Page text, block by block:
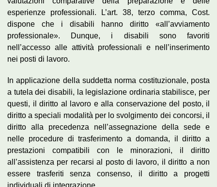
esperienze professionali. L’art. 38, terzo comma, Cost.
dispone che i disabili hanno diritto «all’avviamento
professionale». Dunque, i disabili sono favoriti
nell’accesso alle attività professionali e nell’inserimento
nei posti di lavoro.
In applicazione della suddetta norma costituzionale, posta
a tutela dei disabili, la legislazione ordinaria stabilisce, per
questi, il diritto al lavoro e alla conservazione del posto, il
diritto a speciali modalità per lo svolgimento dei concorsi, il
diritto alla precedenza nell’assegnazione della sede e
nelle procedure di trasferimento a domanda, il diritto a
prestazioni compatibili con le minorazioni, il diritto
all’assistenza per recarsi al posto di lavoro, il diritto a non
essere trasferiti senza consenso, il diritto a progetti
individuali di integrazione.